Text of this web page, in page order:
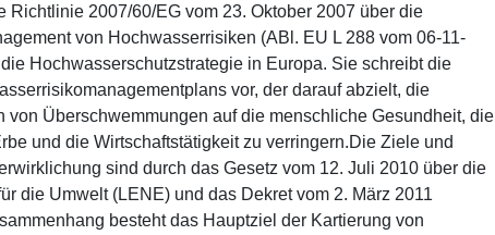
Richtlinie 2007/60/EG vom 23. Oktober 2007 über die
von Hochwasserrisiken (ABl. EU L 288 vom 06-11-
Hochwasserschutzstrategie in Europa. Sie schreibt die
vor, der darauf abzielt, die
von Überschwemmungen auf die menschliche Gesundheit, die
und die Wirtschaftstätigkeit zu verringern.Die Ziele und
sind durch das Gesetz vom 12. Juli 2010 über die
die Umwelt (LENE) und das Dekret vom 2. März 2011
besteht das Hauptziel der Kartierung von